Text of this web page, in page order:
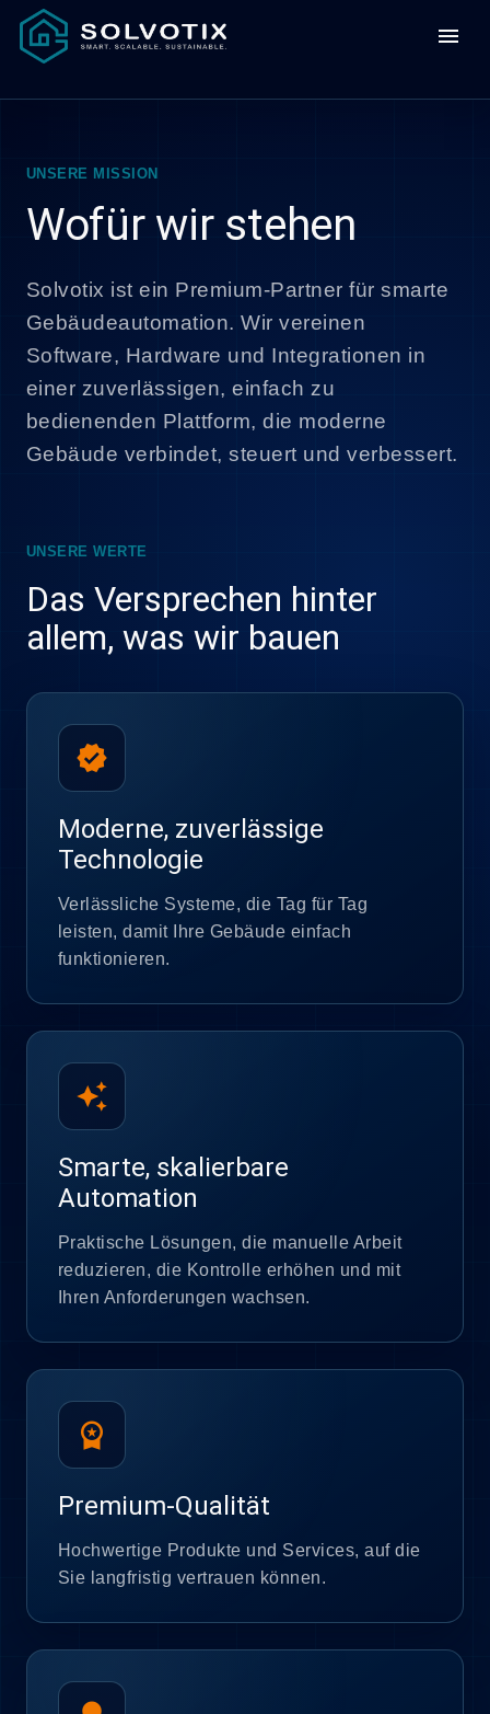
menu
UNSERE MISSION
Wofür wir stehen
Solvotix ist ein Premium-Partner für smarte
Gebäudeautomation. Wir vereinen
Software, Hardware und Integrationen in
einer zuverlässigen, einfach zu
bedienenden Plattform, die moderne
Gebäude verbindet, steuert und verbessert.
UNSERE WERTE
Das Versprechen hinter
allem, was wir bauen
verified
Moderne, zuverlässige
Technologie
Verlässliche Systeme, die Tag für Tag
leisten, damit Ihre Gebäude einfach
funktionieren.
auto_awesome
Smarte, skalierbare
Automation
Praktische Lösungen, die manuelle Arbeit
reduzieren, die Kontrolle erhöhen und mit
Ihren Anforderungen wachsen.
workspace_premium
Premium-Qualität
Hochwertige Produkte und Services, auf die
Sie langfristig vertrauen können.